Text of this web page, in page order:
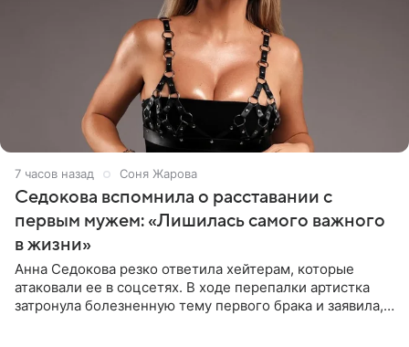
7 часов назад Соня Жарова
Седокова вспомнила о расставании с
первым мужем: «Лишилась самого важного
в жизни»
Анна Седокова резко ответила хейтерам, которые
атаковали ее в соцсетях. В ходе перепалки артистка
затронула болезненную тему первого брака и заявила,